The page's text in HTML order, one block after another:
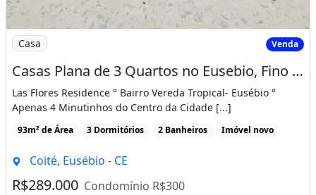
Imagem: Casas Plana de 3 Quartos no Eusebio, Fino
Casa Venda
Casas Plana de 3 Quartos no Eusebio, Fino Acabamento, Ultimas Unidades!
Las Flores Residence ° Bairro Vereda Tropical- Eusébio °
Apenas 4 Minutinhos do Centro da Cidade [...]
93m² de Área 3 Dormitórios 2 Banheiros Imóvel novo
Coité, Eusébio - CE
R$289.000 Condomínio R$300